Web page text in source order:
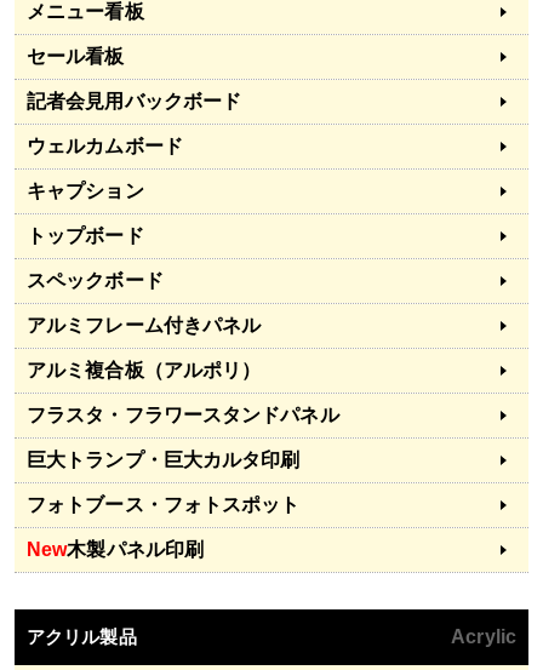
メニュー看板
セール看板
記者会見用バックボード
ウェルカムボード
キャプション
トップボード
スペックボード
アルミフレーム付きパネル
アルミ複合板（アルポリ）
フラスタ・フラワースタンドパネル
巨大トランプ・巨大カルタ印刷
フォトブース・フォトスポット
New木製パネル印刷
アクリル製品 Acrylic